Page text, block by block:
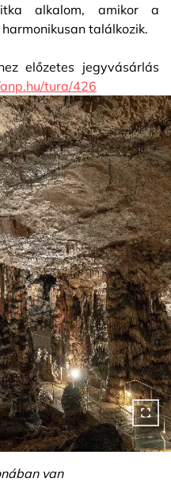
alkalom, amikor a
találkozik.
előzetes jegyvásárlás
tura/426
van